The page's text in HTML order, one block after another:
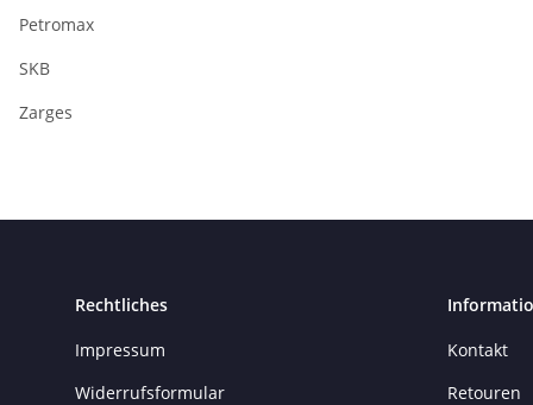
Petromax
SKB
Zarges
Rechtliches
Impressum
Widerrufsformular
Kontakt
Retouren